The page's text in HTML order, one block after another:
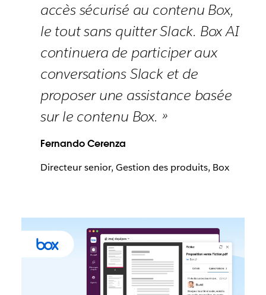
accès sécurisé au contenu Box,
le tout sans quitter Slack. Box AI
continuera de participer aux
conversations Slack et de
proposer une assistance basée
sur le contenu Box. »
Fernando Cerenza
Directeur senior, Gestion des produits, Box